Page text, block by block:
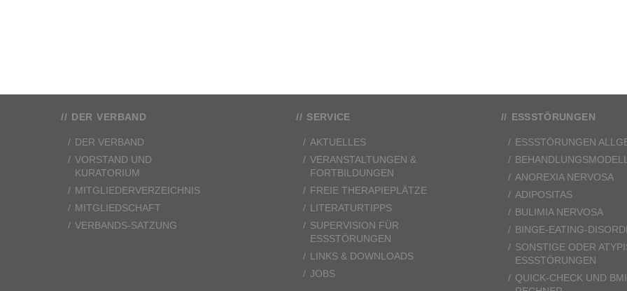
DER VERBAND
DER VERBAND
VORSTAND UND
KURATORIUM
MITGLIEDERVERZEICHNIS
MITGLIEDSCHAFT
VERBANDS-SATZUNG
SERVICE
AKTUELLES
VERANSTALTUNGEN &
FORTBILDUNGEN
FREIE THERAPIEPLÄTZE
LITERATURTIPPS
SUPERVISION FÜR
ESSSTÖRUNGEN
LINKS & DOWNLOADS
JOBS
ESSSTÖRUNGEN
ESSSTÖRUNGEN
BEHANDLUNGSMODELL
ANOREXIA NERVOSA
ADIPOSITAS
BULIMIA NERVOSA
BINGE-EATING-
SONSTIGE ODER
ESSSTÖRUNGEN
QUICK-CHECK UND